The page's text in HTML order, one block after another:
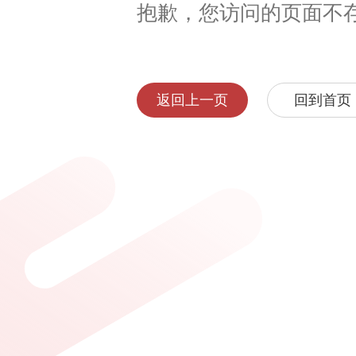
抱歉，您访问的页面不
返回上一页 回到首页